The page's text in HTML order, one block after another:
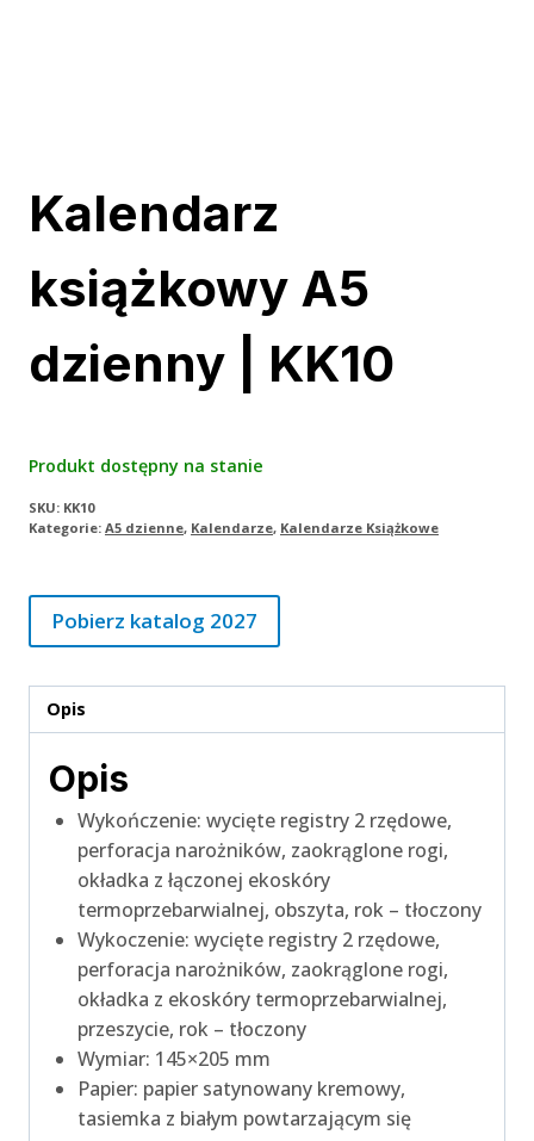
Kalendarz
książkowy A5
dzienny | KK10
Produkt dostępny na stanie
SKU: KK10
Kategorie: A5 dzienne, Kalendarze, Kalendarze Książkowe
Pobierz katalog 2027
Opis
Opis
Wykończenie: wycięte registry 2 rzędowe,
perforacja narożników, zaokrąglone rogi,
okładka z łączonej ekoskóry
termoprzebarwialnej, obszyta, rok – tłoczony
Wykoczenie: wycięte registry 2 rzędowe,
perforacja narożników, zaokrąglone rogi,
okładka z ekoskóry termoprzebarwialnej,
przeszycie, rok – tłoczony
Wymiar: 145×205 mm
Papier: papier satynowany kremowy,
tasiemka z białym powtarzającym się